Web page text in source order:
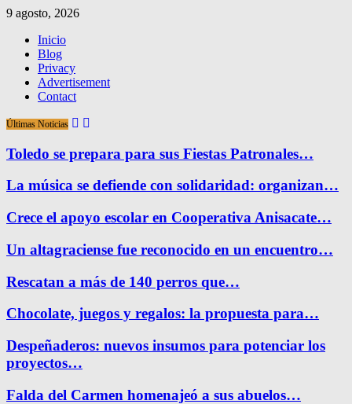
9 agosto, 2026
Inicio
Blog
Privacy
Advertisement
Contact
Últimas Noticias
Toledo se prepara para sus Fiestas Patronales…
La música se defiende con solidaridad: organizan…
Crece el apoyo escolar en Cooperativa Anisacate…
Un altagraciense fue reconocido en un encuentro…
Rescatan a más de 140 perros que…
Chocolate, juegos y regalos: la propuesta para…
Despeñaderos: nuevos insumos para potenciar los
proyectos…
Falda del Carmen homenajeó a sus abuelos…